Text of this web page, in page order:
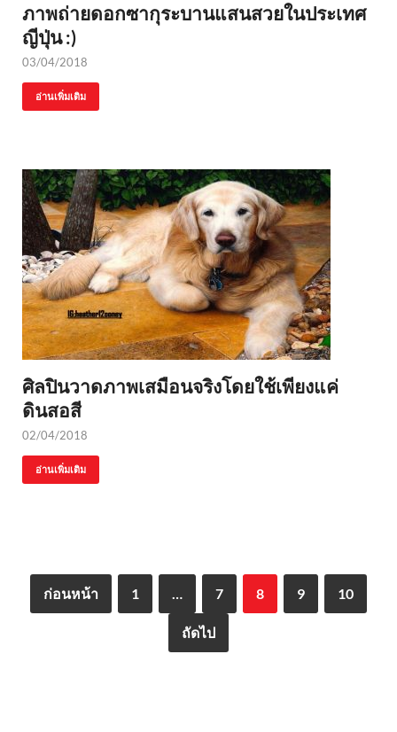
ภาพถ่ายดอกซากุระบานแสนสวยในประเทศ
ญีปุ่น :)
03/04/2018
อ่านเพิ่มเติม
ศิลปินวาดภาพเสมือนจริงโดยใช้เพียงแค่
ดินสอสี
02/04/2018
อ่านเพิ่มเติม
ก่อนหน้า 1 7 8 9 10
ถัดไป